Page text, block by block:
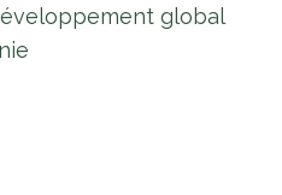
global